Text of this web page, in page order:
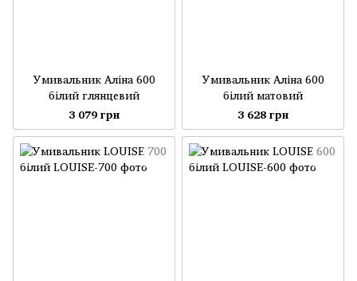
Умивальник Аліна 600
білий глянцевий
3 079 грн
Умивальник Аліна 600
білий матовий
3 628 грн